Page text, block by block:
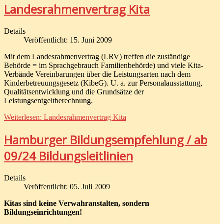
Landesrahmenvertrag Kita
Details
Veröffentlicht: 15. Juni 2009
Mit dem Landesrahmenvertrag (LRV) treffen die zuständige
Behörde = im Sprachgebrauch Familienbehörde) und viele Kita-
Verbände Vereinbarungen über die Leistungsarten nach dem
Kinderbetreuungsgesetz (KibeG). U. a. zur Personalausstattung,
Qualitätsentwicklung und die Grundsätze der
Leistungsentgeltberechnung.
Weiterlesen: Landesrahmenvertrag Kita
Hamburger Bildungsempfehlung / ab
09/24 Bildungsleitlinien
Details
Veröffentlicht: 05. Juli 2009
Kitas sind keine Verwahranstalten, sondern
Bildungseinrichtungen!